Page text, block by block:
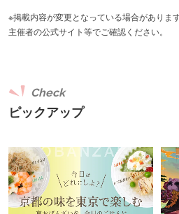
月7日(日)期間ごとにストーリー
・海抜251ｍからの眺望を活かし
・「てんぼうパークCAFE」にて
文の方に、オリジナルノベルティ
◆サンシャイン水族館
・イベント期間限定の特別なア
催！
・水族館ならではの生き物とコ
※掲載内容が変更となっている場合がありま
主催者の公式サイト等でご確認ください。
ピックアップ
Check